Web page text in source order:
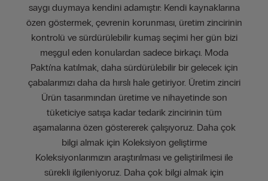
saygı duymaya kendini adamıştır: Kendi kaynaklarına
özen göstermek, çevrenin korunması, üretim zincirinin
kontrolü ve sürdürülebilir kumaş seçimi her gün bizi
meşgul eden konulardan sadece birkaçı. Moda
Paktı'na katılmak, daha sürdürülebilir bir gelecek için
çabalarımızı daha da hırslı hale getiriyor. Üretim zinciri
Ürün tasarımından üretime ve nihayetinde son
tüketiciye satışa kadar tedarik zincirinin tüm
aşamalarına özen göstererek çalışıyoruz. Daha çok
bilgi almak için Koleksiyon geliştirme
Koleksiyonlarımızın araştırılması ve geliştirilmesi ile
sürekli ilgileniyoruz. Daha çok bilgi almak için